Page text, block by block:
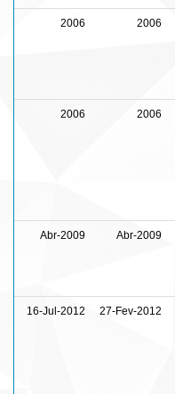
2006 2006
2006 2006
Abr-2009 Abr-2009
16-Jul-2012 27-Fev-2012